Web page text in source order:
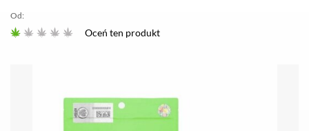
Od:
Oceń ten produkt